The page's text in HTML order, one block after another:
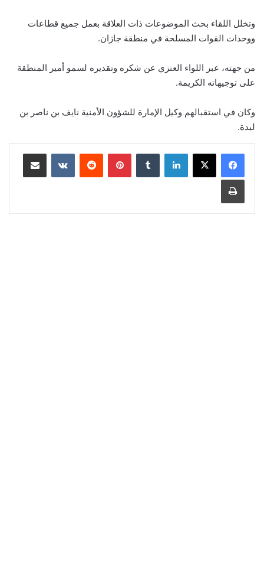
وتخلل اللقاء بحث الموضوعات ذات العلاقة بعمل جميع قطاعات
ووحدات القوات المسلحة في منطقة جازان.
من جهته، عبر اللواء العنزي عن شكره وتقديره لسمو أمير المنطقة
على توجيهاته الكريمة.
وكان في استقبالهم وكيل الإمارة للشؤون الأمنية نايف بن ناصر بن
لبدة.
لينكدإن بينتيريست